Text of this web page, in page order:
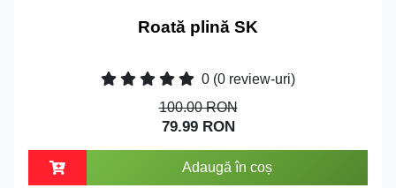
Roată plină SK
0 (0 review-uri)
100.00 RON
79.99 RON
Adaugă în coș